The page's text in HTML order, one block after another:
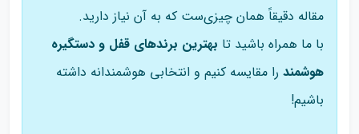
مقاله دقیقاً همان چیزی‌ست که به آن نیاز دارید.
با ما همراه باشید تا بهترین برندهای قفل و دستگیره
هوشمند را مقایسه کنیم و انتخابی هوشمندانه داشته
باشیم!